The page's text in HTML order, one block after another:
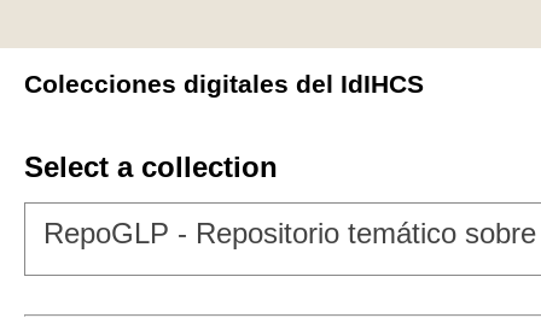
Colecciones digitales del IdIHCS
Select a collection
RepoGLP - Repositorio temático